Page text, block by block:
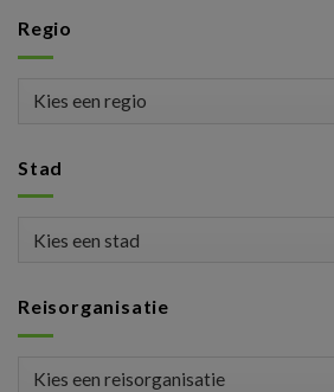
Regio
Stad
Reisorganisatie